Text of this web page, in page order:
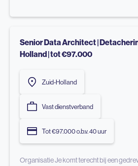
Senior Data Architect |
Holland | tot €97.000
Zuid-Holland
Vast dienstverband
Tot €97.000 o.b.v. 40 uur
Organisatie Je komt terecht bij een